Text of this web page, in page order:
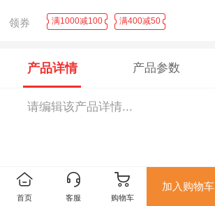
领券 满1000减100 满400减50
产品详情 产品参数
请编辑该产品详情...
首页 客服 购物车
加入购物车